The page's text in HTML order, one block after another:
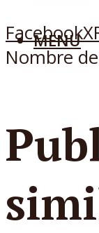
MENU
FacebookX
Nombre